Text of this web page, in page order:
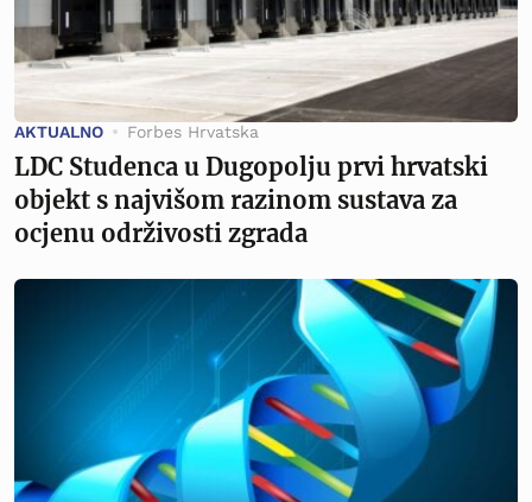
AKTUALNO Forbes Hrvatska
LDC Studenca u Dugopolju prvi hrvatski
objekt s najvišom razinom sustava za
ocjenu održivosti zgrada